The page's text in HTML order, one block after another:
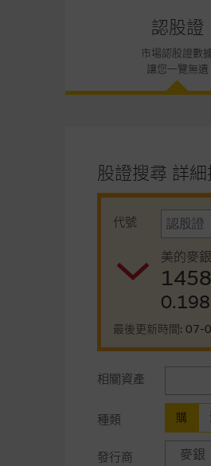
認股證
市場認股證數
讓您一覽無遺
股證搜尋 詳
代號
美的麥
0.198
最後更新時間:
相關資產
種類 購
發行商
麥銀